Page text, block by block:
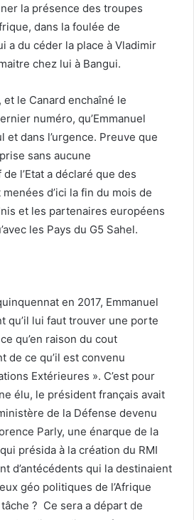
la présence des troupes
dans la foulée de
a du céder la place à Vladimir
chez lui à Bangui.
le Canard enchaîné le
numéro, qu’Emmanuel
et dans l’urgence. Preuve que
sans aucune
l’Etat a déclaré que des
d’ici la fin du mois de
et les partenaires européens
les Pays du G5 Sahel.
en 2017, Emmanuel
qu’il lui faut trouver une porte
qu’en raison du cout
de ce qu’il est convenu
Extérieures ». C’est pour
élu, le président français avait
de la Défense devenu
Parly, une énarque de la
présida à la création du RMI
d’antécédents qui la destinaient
géo politiques de l’Afrique
? Ce sera a départ de